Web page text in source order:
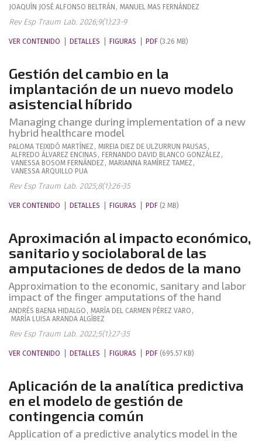
JOAQUÍN JOSÉ ALFONSO BELTRÁN , MANUEL MAS FERNÁNDEZ
Rev Esp Traum Lab. 2026;9(1):23-9
VER CONTENIDO DETALLES FIGURAS PDF (3.26 MB)
Gestión del cambio en la
implantación de un nuevo modelo
asistencial híbrido
Managing change during implementation of a new
hybrid healthcare model
PALOMA TEIXIDÓ MARTÍNEZ , MIREIA DIEZ DE ULZURRUN PAUSAS ,
ALFREDO ÁLVAREZ ENCINAS , FERNANDO DAVID BLANCO GONZÁLEZ ,
VANESSA BOSOM FERNÁNDEZ , MARIANNA RAMÍREZ TAMEZ ,
VANESSA ARQUILLO PUA
Rev Esp Traum Lab. 2025;8(1):26-35
VER CONTENIDO DETALLES FIGURAS PDF (2 MB)
Aproximación al impacto económico,
sanitario y sociolaboral de las
amputaciones de dedos de la mano
Approximation to the economic, sanitary and labor
impact of the finger amputations of the hand
ANDRÉS BAENA HIDALGO , MARÍA DEL CARMEN PÉREZ VARO ,
MARÍA LUISA ARANDA ALGÍBEZ
Rev Esp Traum Lab. 2022;5(1):27-35
VER CONTENIDO DETALLES FIGURAS PDF (695.57 KB)
Aplicación de la analítica predictiva
en el modelo de gestión de
contingencia común
Application of a predictive analytics model in the